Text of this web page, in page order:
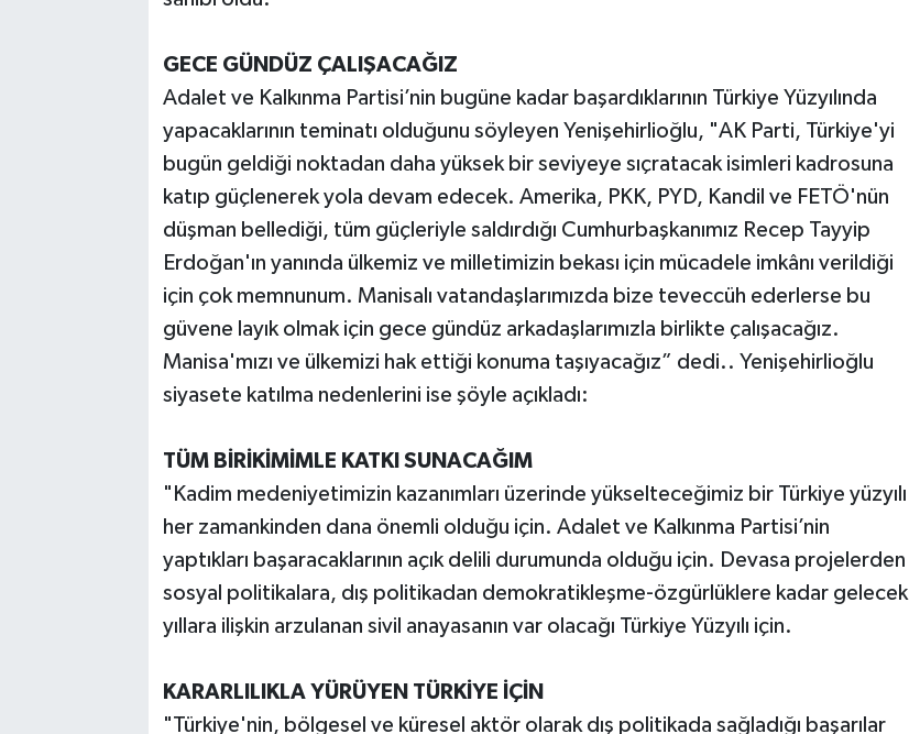
GECE GÜNDÜZ ÇALIŞACAĞIZ
Adalet ve Kalkınma Partisi’nin bugüne kadar başardıklarının Türkiye Yüzyılında
yapacaklarının teminatı olduğunu söyleyen Yenişehirlioğlu, "AK Parti, Türkiye'yi
bugün geldiği noktadan daha yüksek bir seviyeye sıçratacak isimleri kadrosuna
katıp güçlenerek yola devam edecek. Amerika, PKK, PYD, Kandil ve FETÖ'nün
düşman bellediği, tüm güçleriyle saldırdığı Cumhurbaşkanımız Recep Tayyip
Erdoğan'ın yanında ülkemiz ve milletimizin bekası için mücadele imkânı verildiği
için çok memnunum. Manisalı vatandaşlarımızda bize teveccüh ederlerse bu
güvene layık olmak için gece gündüz arkadaşlarımızla birlikte çalışacağız.
Manisa'mızı ve ülkemizi hak ettiği konuma taşıyacağız” dedi.. Yenişehirlioğlu
siyasete katılma nedenlerini ise şöyle açıkladı:
TÜM BİRİKİMİMLE KATKI SUNACAĞIM
"Kadim medeniyetimizin kazanımları üzerinde yükselteceğimiz bir Türkiye yüzyılı
her zamankinden dana önemli olduğu için. Adalet ve Kalkınma Partisi’nin
yaptıkları başaracaklarının açık delili durumunda olduğu için. Devasa projelerden
sosyal politikalara, dış politikadan demokratikleşme-özgürlüklere kadar gelecek
yıllara ilişkin arzulanan sivil anayasanın var olacağı Türkiye Yüzyılı için.
KARARLILIKLA YÜRÜYEN TÜRKİYE İÇİN
"Türkiye'nin, bölgesel ve küresel aktör olarak dış politikada sağladığı başarılar